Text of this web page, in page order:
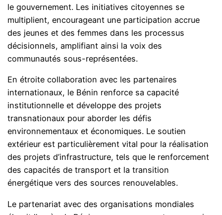
le gouvernement. Les initiatives citoyennes se
multiplient, encourageant une participation accrue
des jeunes et des femmes dans les processus
décisionnels, amplifiant ainsi la voix des
communautés sous-représentées.
En étroite collaboration avec les partenaires
internationaux, le Bénin renforce sa capacité
institutionnelle et développe des projets
transnationaux pour aborder les défis
environnementaux et économiques. Le soutien
extérieur est particulièrement vital pour la réalisation
des projets d’infrastructure, tels que le renforcement
des capacités de transport et la transition
énergétique vers des sources renouvelables.
Le partenariat avec des organisations mondiales